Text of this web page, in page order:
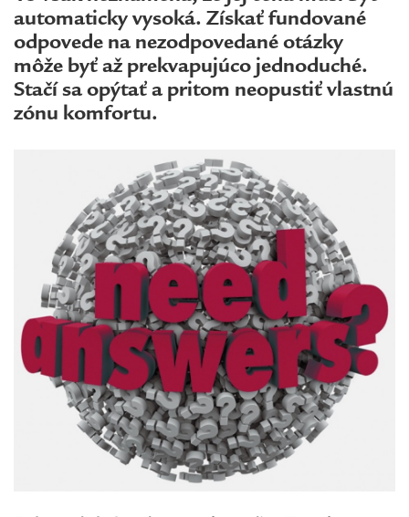
automaticky vysoká. Získať fundované
odpovede na nezodpovedané otázky
môže byť až prekvapujúco jednoduché.
Stačí sa opýtať a pritom neopustiť vlastnú
zónu komfortu.